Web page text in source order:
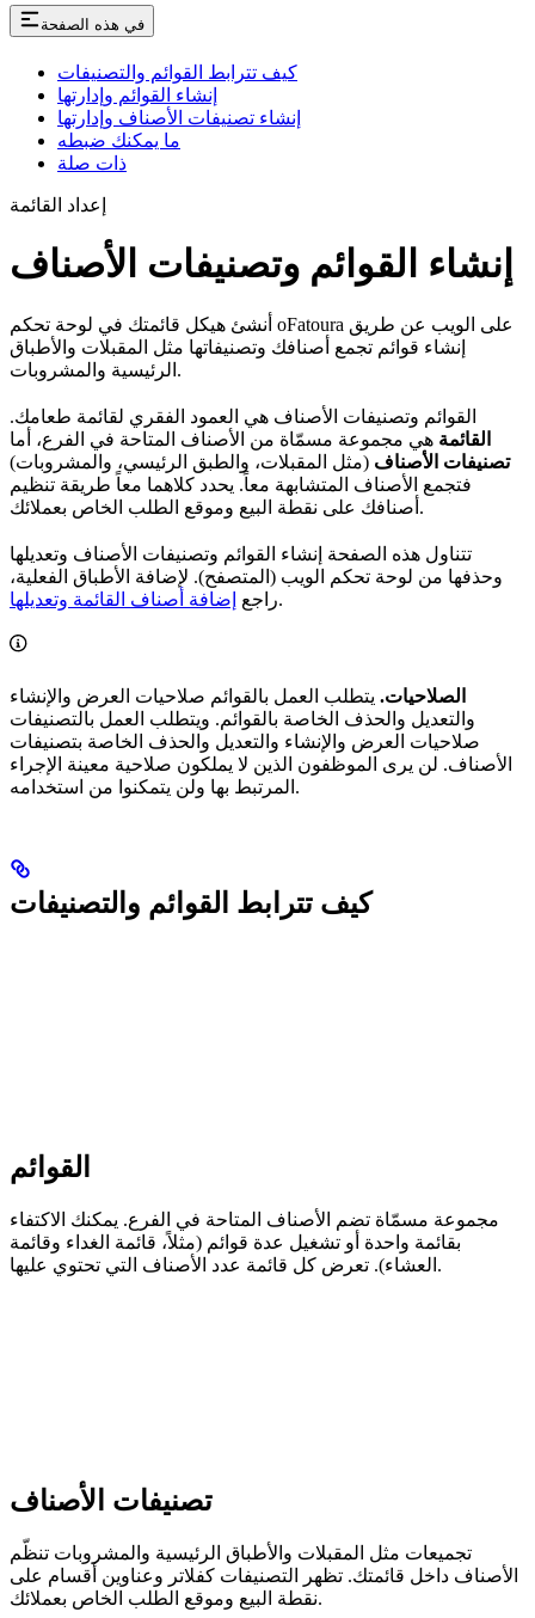
في هذه الصفحة
كيف تترابط القوائم والتصنيفات
إنشاء القوائم وإدارتها
إنشاء تصنيفات الأصناف وإدارتها
ما يمكنك ضبطه
ذات صلة
إعداد القائمة
إنشاء القوائم وتصنيفات الأصناف
أنشئ هيكل قائمتك في لوحة تحكم oFatoura على الويب عن طريق
إنشاء قوائم تجمع أصنافك وتصنيفاتها مثل المقبلات والأطباق
الرئيسية والمشروبات.
القوائم وتصنيفات الأصناف هي العمود الفقري لقائمة طعامك.
القائمة هي مجموعة مسمّاة من الأصناف المتاحة في الفرع، أما
تصنيفات الأصناف (مثل المقبلات، والطبق الرئيسي، والمشروبات)
فتجمع الأصناف المتشابهة معاً. يحدد كلاهما معاً طريقة تنظيم
أصنافك على نقطة البيع وموقع الطلب الخاص بعملائك.
تتناول هذه الصفحة إنشاء القوائم وتصنيفات الأصناف وتعديلها
وحذفها من لوحة تحكم الويب (المتصفح). لإضافة الأطباق الفعلية،
راجع إضافة أصناف القائمة وتعديلها .
الصلاحيات. يتطلب العمل بالقوائم صلاحيات العرض والإنشاء
والتعديل والحذف الخاصة بالقوائم. ويتطلب العمل بالتصنيفات
صلاحيات العرض والإنشاء والتعديل والحذف الخاصة بتصنيفات
الأصناف. لن يرى الموظفون الذين لا يملكون صلاحية معينة الإجراء
المرتبط بها ولن يتمكنوا من استخدامه.
كيف تترابط القوائم والتصنيفات
القوائم
مجموعة مسمّاة تضم الأصناف المتاحة في الفرع. يمكنك الاكتفاء
بقائمة واحدة أو تشغيل عدة قوائم (مثلاً، قائمة الغداء وقائمة
العشاء). تعرض كل قائمة عدد الأصناف التي تحتوي عليها.
تصنيفات الأصناف
تجميعات مثل المقبلات والأطباق الرئيسية والمشروبات تنظّم
الأصناف داخل قائمتك. تظهر التصنيفات كفلاتر وعناوين أقسام على
نقطة البيع وموقع الطلب الخاص بعملائك.